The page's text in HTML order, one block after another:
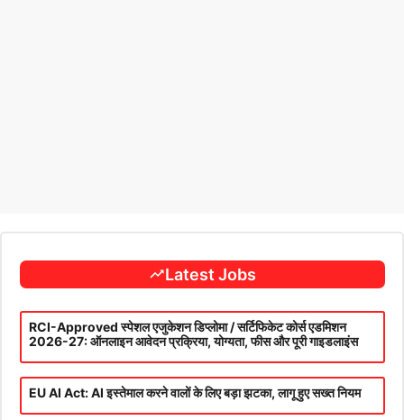
Latest Jobs
RCI-Approved स्पेशल एजुकेशन डिप्लोमा / सर्टिफिकेट कोर्स एडमिशन
2026-27: ऑनलाइन आवेदन प्रक्रिया, योग्यता, फीस और पूरी गाइडलाइंस
EU AI Act: AI इस्तेमाल करने वालों के लिए बड़ा झटका, लागू हुए सख्त नियम